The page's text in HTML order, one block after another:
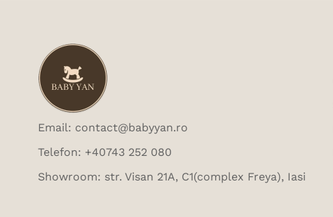
Email: contact@babyyan.ro
Telefon: +40743 252 080
Showroom: str. Visan 21A, C1(complex Freya), Iasi